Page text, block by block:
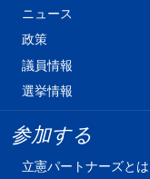
ニュース
政策
議員情報
選挙情報
参加する
立憲パートナーズとは